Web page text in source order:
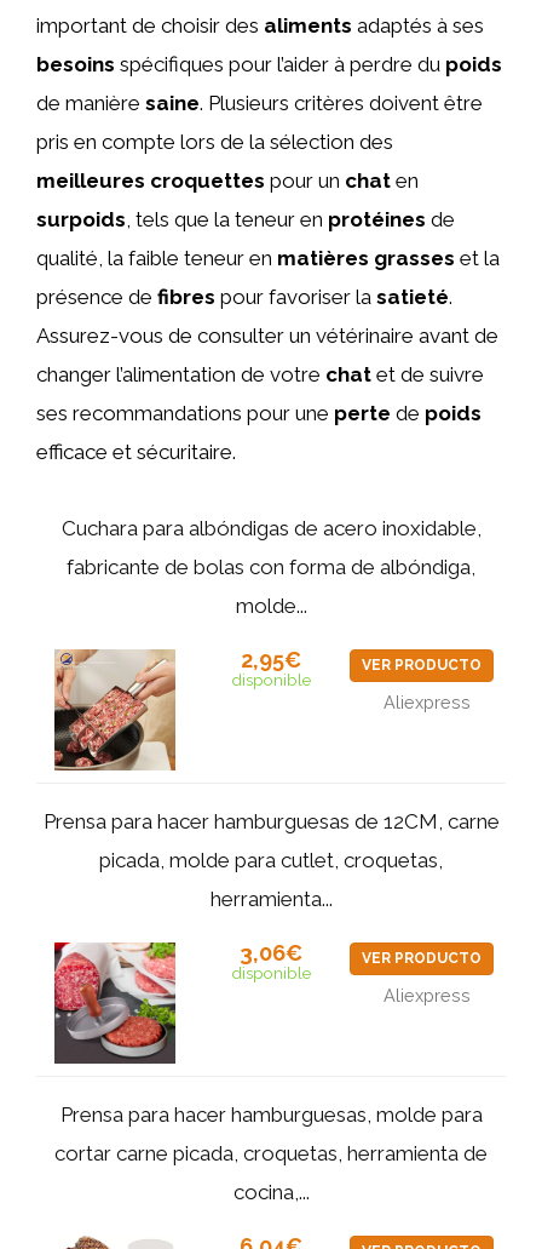
important de choisir des aliments adaptés à ses
besoins spécifiques pour l’aider à perdre du poids
de manière saine. Plusieurs critères doivent être
pris en compte lors de la sélection des
meilleures croquettes pour un chat en
surpoids, tels que la teneur en protéines de
qualité, la faible teneur en matières grasses et la
présence de fibres pour favoriser la satieté.
Assurez-vous de consulter un vétérinaire avant de
changer l’alimentation de votre chat et de suivre
ses recommandations pour une perte de poids
efficace et sécuritaire.
Cuchara para albóndigas de acero inoxidable,
fabricante de bolas con forma de albóndiga,
molde...
2,95€
disponible
VER PRODUCTO
Aliexpress
Prensa para hacer hamburguesas de 12CM, carne
picada, molde para cutlet, croquetas,
herramienta...
3,06€
disponible
VER PRODUCTO
Aliexpress
Prensa para hacer hamburguesas, molde para
cortar carne picada, croquetas, herramienta de
cocina,...